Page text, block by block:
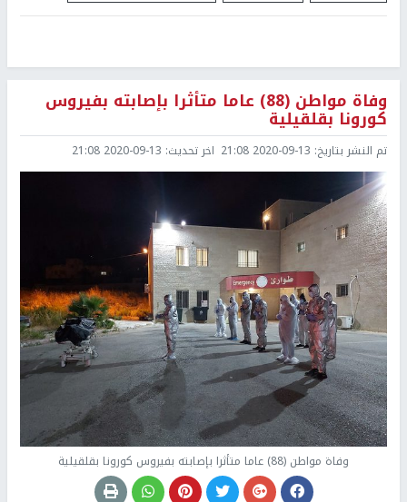
وفاة مواطن (88) عاما متأثرا بإصابته بفيروس
كورونا بقلقيلية
تم النشر بتاريخ: 2020-09-13 21:08 اخر تحديث: 2020-09-13 21:08
وفاة مواطن (88) عاما متأثرا بإصابته بفيروس كورونا بقلقيلية